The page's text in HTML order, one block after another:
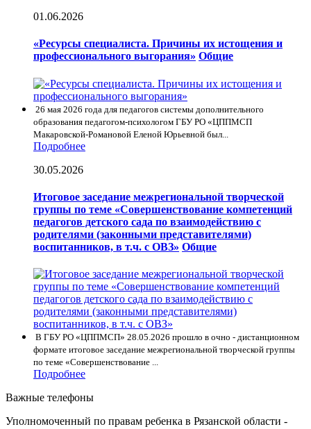
01.06.2026
«Ресурсы специалиста. Причины их истощения и
профессионального выгорания» Общие
26 мая 2026 года для педагогов системы дополнительного
образования педагогом-психологом ГБУ РО «ЦППМСП
Макаровской-Романовой Еленой Юрьевной был...
Подробнее
30.05.2026
Итоговое заседание межрегиональной творческой
группы по теме «Совершенствование компетенций
педагогов детского сада по взаимодействию с
родителями (законными представителями)
воспитанников, в т.ч. с ОВЗ» Общие
В ГБУ РО «ЦППМСП» 28.05.2026 прошло в очно - дистанционном
формате итоговое заседание межрегиональной творческой группы
по теме «Совершенствование ...
Подробнее
Важные телефоны
Уполномоченный по правам ребенка в Рязанской области -